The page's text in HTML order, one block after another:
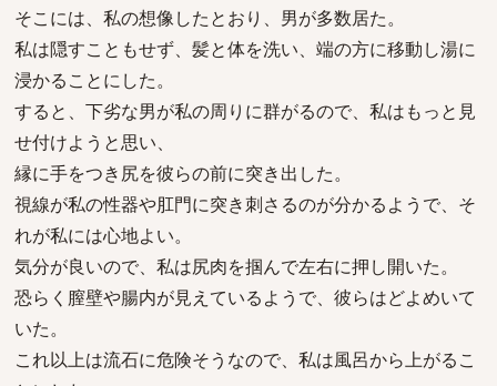
そこには、私の想像したとおり、男が多数居た。
私は隠すこともせず、髪と体を洗い、端の方に移動し湯に
浸かることにした。
すると、下劣な男が私の周りに群がるので、私はもっと見
せ付けようと思い、
縁に手をつき尻を彼らの前に突き出した。
視線が私の性器や肛門に突き刺さるのが分かるようで、そ
れが私には心地よい。
気分が良いので、私は尻肉を掴んで左右に押し開いた。
恐らく膣壁や腸内が見えているようで、彼らはどよめいて
いた。
これ以上は流石に危険そうなので、私は風呂から上がるこ